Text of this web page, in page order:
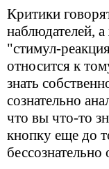
Критики
наблюдателей,
"стимул-
относится к
знать
сознательно
что вы что-то
кнопку еще до